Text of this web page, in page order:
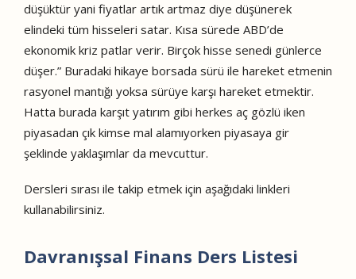
düşüktür yani fiyatlar artık artmaz diye düşünerek
elindeki tüm hisseleri satar. Kısa sürede ABD’de
ekonomik kriz patlar verir. Birçok hisse senedi günlerce
düşer.” Buradaki hikaye borsada sürü ile hareket etmenin
rasyonel mantığı yoksa sürüye karşı hareket etmektir.
Hatta burada karşıt yatırım gibi herkes aç gözlü iken
piyasadan çık kimse mal alamıyorken piyasaya gir
şeklinde yaklaşımlar da mevcuttur.
Dersleri sırası ile takip etmek için aşağıdaki linkleri
kullanabilirsiniz.
Davranışsal Finans Ders Listesi